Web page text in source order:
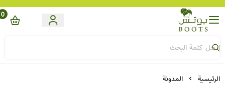
Boots
0
الرئيسية المدونة